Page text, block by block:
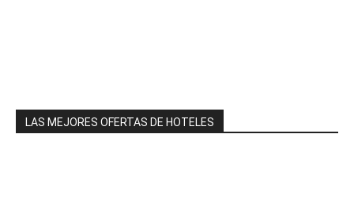
LAS MEJORES OFERTAS DE HOTELES